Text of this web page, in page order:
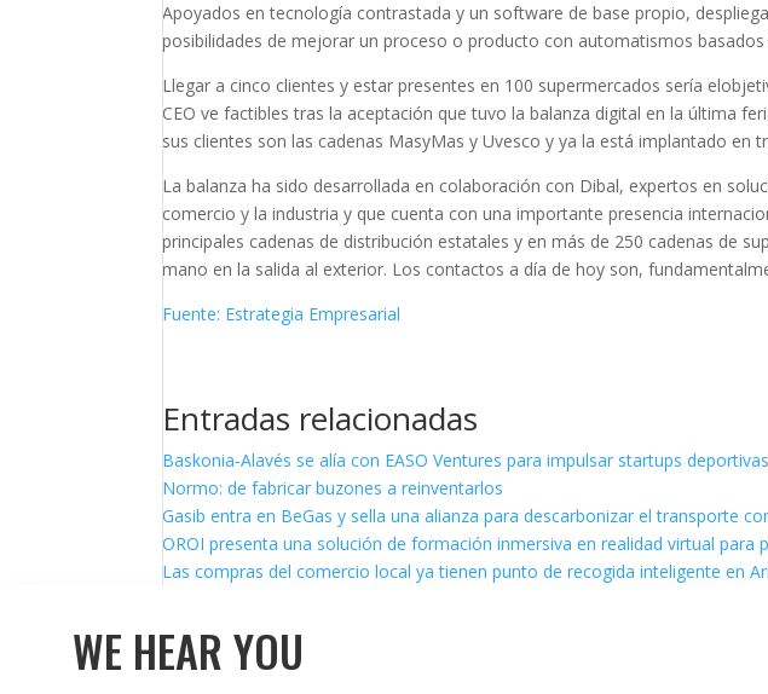
Apoyados en tecnología contrastada y un software de base propio,
posibilidades de mejorar un proceso o producto con automatismos basados
Llegar a cinco clientes y estar presentes en 100 supermercados sería
CEO ve factibles tras la aceptación que tuvo la balanza digital en la última
sus clientes son las cadenas MasyMas y Uvesco y ya la está implantado en
La balanza ha sido desarrollada en colaboración con Dibal, expertos en
comercio y la industria y que cuenta con una importante presencia
principales cadenas de distribución estatales y en más de 250 cadenas de
mano en la salida al exterior. Los contactos a día de hoy son,
Fuente: Estrategia Empresarial
Entradas relacionadas
Baskonia-Alavés se alía con EASO Ventures para impulsar startups deportivas
Normo: de fabricar buzones a reinventarlos
Gasib entra en BeGas y sella una alianza para descarbonizar el transporte
OROI presenta una solución de formación inmersiva en realidad virtual para
Las compras del comercio local ya tienen punto de recogida inteligente en
WE HEAR YOU